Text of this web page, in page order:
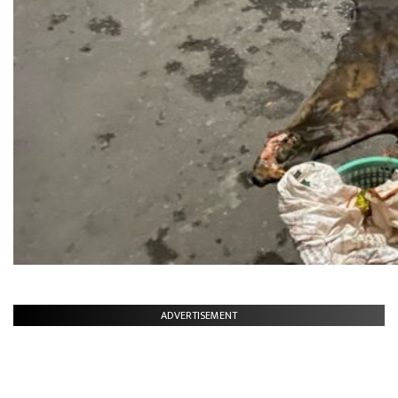
ADVERTISEMENT